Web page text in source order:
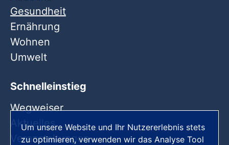
Gesundheit
Ernährung
Wohnen
Umwelt
Schnelleinstieg
Wegweiser
Aktuelles
Veranstaltungen
Um unsere Website und Ihr Nutzererlebnis stets
zu optimieren, verwenden wir das Analyse Tool